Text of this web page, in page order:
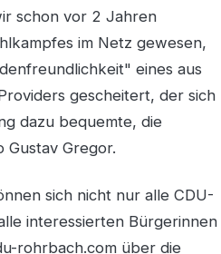
schon vor 2 Jahren
im Netz gewesen,
eines aus
gescheitert, der sich
dazu bequemte, die
Gustav Gregor.
sich nicht nur alle CDU-
interessierten Bürgerinnen
rohrbach.com über die